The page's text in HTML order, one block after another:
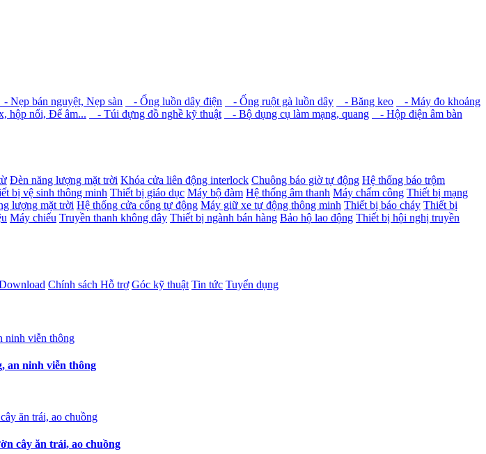
- Nẹp bán nguyệt, Nẹp sàn - Ống luồn dây điện - Ống ruột gà luồn dây - Băng keo
- Máy đo khoảng
hộp nối, Đế âm... - Túi đựng đồ nghề kỹ thuật - Bộ dụng cụ làm mạng, quang
- Hộp điện âm bàn
Đèn năng lượng mặt trời Khóa cửa liên động interlock Chuông báo giờ tự động Hệ thống báo trộm
bị vệ sinh thông minh Thiết bị giáo dục Máy bộ đàm Hệ thống âm thanh Máy chấm công Thiết bị mạng
lượng mặt trời Hệ thống cửa cổng tự động Máy giữ xe tự động thông minh Thiết bị báo cháy Thiết bị
Máy chiếu Truyền thanh không dây Thiết bị ngành bán hàng Bảo hộ lao động Thiết bị hội nghị truyền
Chính sách Hỗ trợ Góc kỹ thuật Tin tức Tuyển dụng
an ninh viễn thông
cây ăn trái, ao chuồng